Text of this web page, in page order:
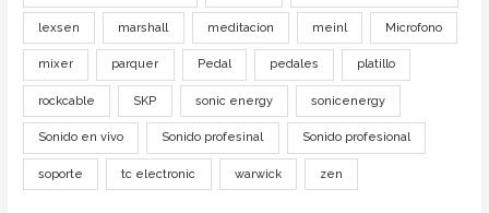
lexsen marshall meditacion meinl Microfono
mixer parquer Pedal pedales platillo
rockcable SKP sonic energy sonicenergy
Sonido en vivo Sonido profesinal Sonido profesional
soporte tc electronic warwick zen